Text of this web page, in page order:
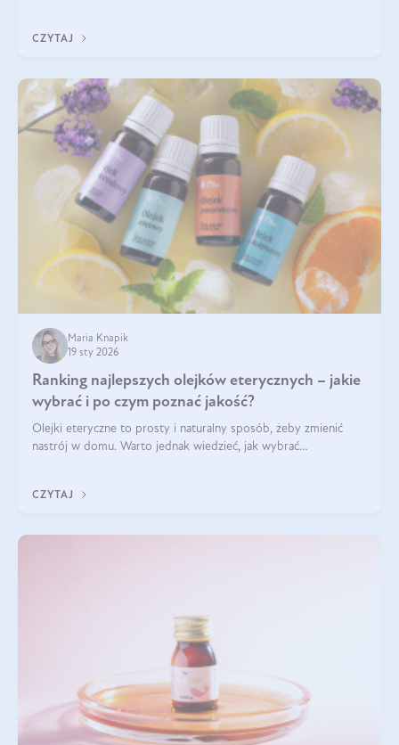
CZYTAJ
Maria Knapik
19 sty 2026
Ranking najlepszych olejków eterycznych – jakie
wybrać i po czym poznać jakość?
Olejki eteryczne to prosty i naturalny sposób, żeby zmienić
nastrój w domu. Warto jednak wiedzieć, jak wybrać
kryteria wyboru!
CZYTAJ